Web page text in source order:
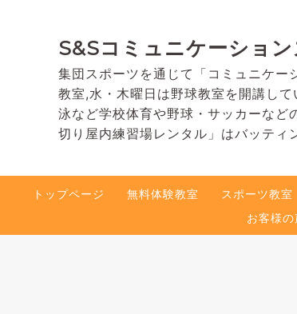
S&Sコミュニケーショ
集団スポーツを通じて「コミュニケ
教室,水・木曜日は野球教室を開講し
泳など学校体育や野球・サッカーな
切り屋内練習場レンタル」はバッティ
トップページ 無料体験教室 スポーツ教室
お客様の